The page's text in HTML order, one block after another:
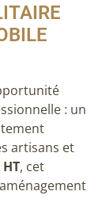
: un
artisans et
HT, cet